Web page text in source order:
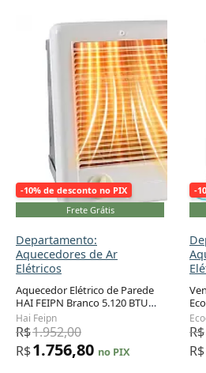
-10% de desconto no PIX
Frete Grátis
Departamento:
Aquecedores de Ar
Elétricos
Aquecedor Elétrico de Parede
HAI FEIPN Branco 5.120 BTU
com Termostato CSC151TW
120V
Hai Feipn
R$1.952,00
R$1.756,80 no PIX
-
R$
R$